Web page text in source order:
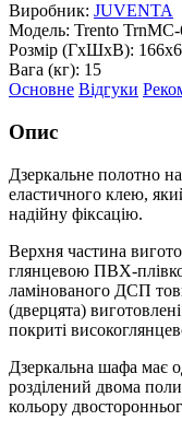
Виробник: JUVENTA
Модель: Trento
Розмір (ГxШxВ):
Вага (кг): 15
Основне Відгуки
Опис
Дзеркальне полотно
еластичного клею,
надійну фіксацію.
Верхня частина
глянцевою ПВХ-
ламінованого ДСП
(дверцята)
покриті
Дзеркальна шафа має
розділений двома
кольору